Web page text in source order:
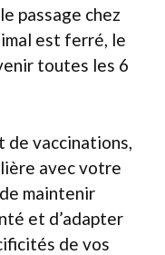
passage chez
est ferré, le
toutes les 6
de vaccinations,
avec votre
maintenir
et d’adapter
de vos